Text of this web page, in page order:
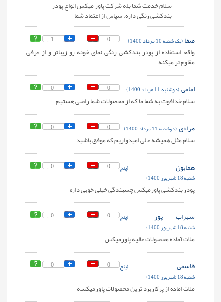
سلام خدمت شما بله شرکت پاور میکس انواع پودر
بندکشی رنگی داره. سپاس از اعتماد شما
1 0 صفا (یک شنبه 10 مرداد 1400)
واقعا استفاده از پودر بندکشی رنگی نمای خونه رو زیباتر و از طرفی
مقاوم تر میکنه
0 0 امامی(دوشنبه 11 مرداد 1400)
سلام خدافوت به شما ما که از محصولات شما راضی هستیم
0 0 مرادی(دوشنبه 11 مرداد 1400)
سلام مثل همیشه عالی امیدواریم که موفق باشید
0 0 همایون
(پنج
شنبه 18 شهریور 1400)
پودر بندکشی پاورمیکس چسبندگی خیلی خوبی داره
0 0 سهراب پور
(پنج
شنبه 18 شهریور 1400)
ملات آماده محصولات عالیه پاورمیکس
0 0 قاسمی
(پنج
شنبه 18 شهریور 1400)
ملات اماده از پرکاربرد ترین محصولات پاورمیکسه